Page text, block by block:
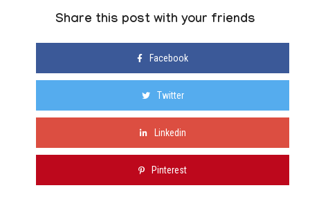
Share this post with your friends
Facebook
Twitter
Linkedin
Pinterest